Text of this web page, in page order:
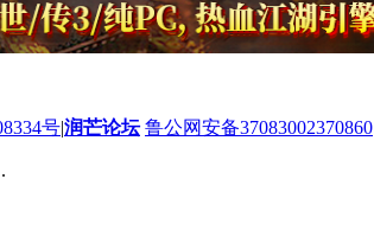
号|润芒论坛 鲁公网安备37083002370860